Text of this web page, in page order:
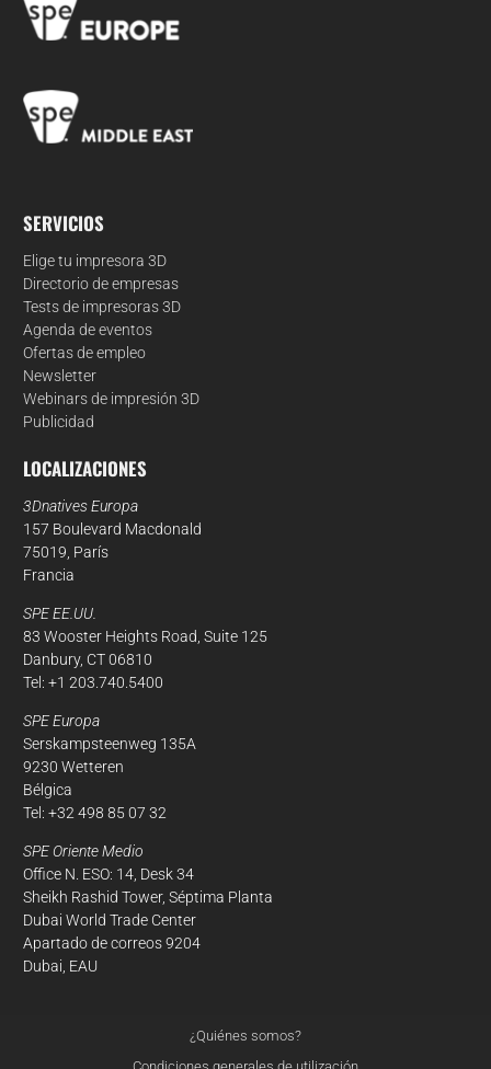
SERVICIOS
Elige tu impresora 3D
Directorio de empresas
Tests de impresoras 3D
Agenda de eventos
Ofertas de empleo
Newsletter
Webinars de impresión 3D
Publicidad
LOCALIZACIONES
3Dnatives Europa
157 Boulevard Macdonald
75019, París
Francia
SPE EE.UU.
83 Wooster Heights Road, Suite 125
Danbury, CT 06810
Tel: +1 203.740.5400
SPE Europa
Serskampsteenweg 135A
9230 Wetteren
Bélgica
Tel: +32 498 85 07 32
SPE Oriente Medio
Office N. ESO: 14, Desk 34
Sheikh Rashid Tower, Séptima Planta
Dubai World Trade Center
Apartado de correos 9204
Dubai, EAU
¿Quiénes somos?